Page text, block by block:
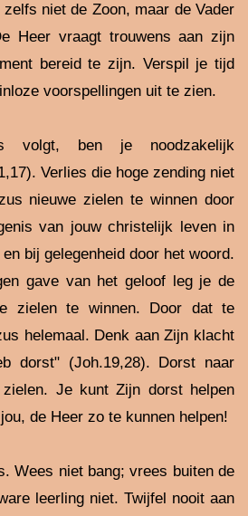
niet de Zoon, maar de Vader
Heer vraagt trouwens aan zijn
bereid te zijn. Verspil je tijd
voorspellingen uit te zien.
volgt, ben je noodzakelijk
Verlies die hoge zending niet
nieuwe zielen te winnen door
van jouw christelijk leven in
bij gelegenheid door het woord.
gave van het geloof leg je de
zielen te winnen. Door dat te
helemaal. Denk aan Zijn klacht
dorst" (Joh.19,28). Dorst naar
Je kunt Zijn dorst helpen
de Heer zo te kunnen helpen!
Wees niet bang; vrees buiten de
leerling niet. Twijfel nooit aan